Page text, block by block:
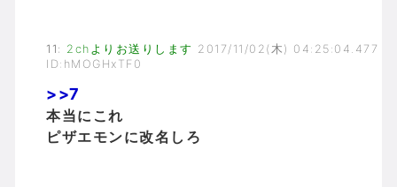
11 : 2chよりお送りします 2017/11/02(木) 04:25:04.477
ID:hMOGHxTF0
>>7
本当にこれ
ピザエモンに改名しろ